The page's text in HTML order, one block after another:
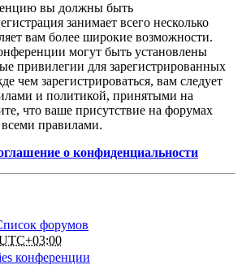
вы должны быть
занимает всего несколько
вам более широкие возможности.
могут быть установлены
привилегии для зарегистрированных
чем зарегистрироваться, вам следует
и политикой, принятыми на
что ваше присутствие на форумах
всеми правилами.
о конфиденциальности
форумов
конференции